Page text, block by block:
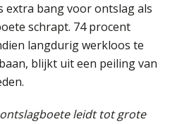
extra bang voor ontslag als
schrapt. 74 procent
langdurig werkloos te
blijkt uit een peiling van
leidt tot grote
Online Excel training voor de salarisadministrateur (verdieping)